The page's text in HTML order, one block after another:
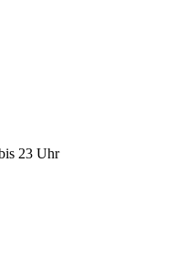
23 Uhr